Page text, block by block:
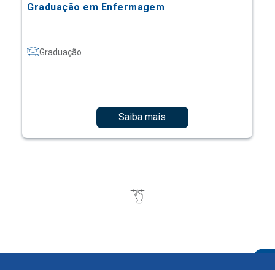
Graduação em Enfermagem
Graduação
Saiba mais